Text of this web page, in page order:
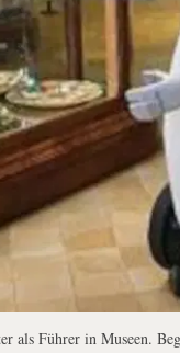
als Führer in Museen.